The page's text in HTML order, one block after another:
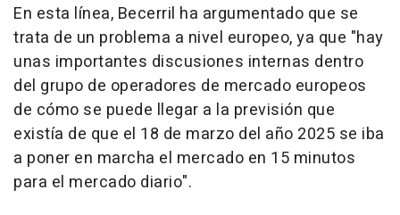
En esta línea, Becerril ha argumentado que se
trata de un problema a nivel europeo, ya que "hay
unas importantes discusiones internas dentro
del grupo de operadores de mercado europeos
de cómo se puede llegar a la previsión que
existía de que el 18 de marzo del año 2025 se iba
a poner en marcha el mercado en 15 minutos
para el mercado diario".